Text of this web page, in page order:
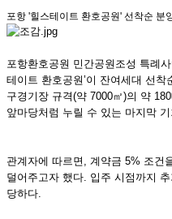
포항 '힐스테이트 환호공원' 선착순
포항환호공원 민간공원조성 특례
테이트 환호공원’이 잔여세대 선
구경기장 규격(약 7000㎡)의 약
앞마당처럼 누릴 수 있는 마지막
관계자에 따르면, 계약금 5% 조건
덜어주고자 했다. 입주 시점까지
당하다.